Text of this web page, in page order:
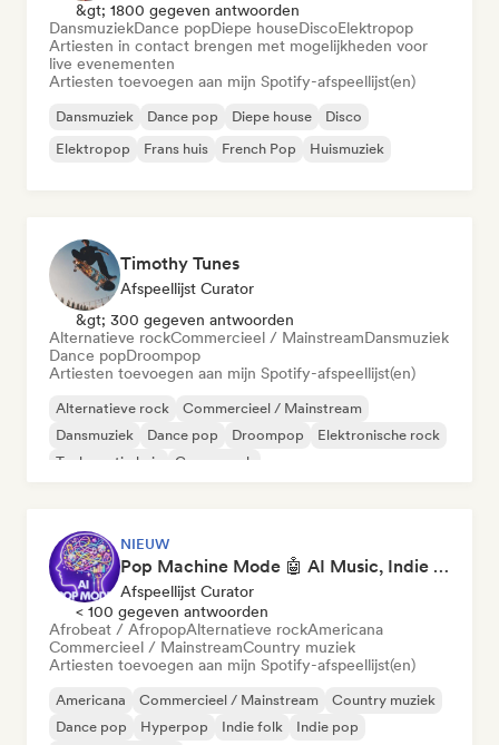
&gt; 1800 gegeven antwoorden
DansmuziekDance popDiepe houseDiscoElektropop
Artiesten in contact brengen met mogelijkheden voor
live evenementen
Artiesten toevoegen aan mijn Spotify-afspeellijst(en)
Dansmuziek Dance pop Diepe house
Disco
Elektropop
Frans huis French Pop Huismuziek
Timothy Tunes
Afspeellijst Curator
&gt; 300 gegeven antwoorden
Alternatieve rockCommercieel / MainstreamDansmuziek
Dance popDroompop
Artiesten toevoegen aan mijn Spotify-afspeellijst(en)
Alternatieve rock
Commercieel / Mainstream
Dansmuziek
Dance pop Droompop
Elektronische rock
Toekomstig huis
Garagerock
NIEUW
Pop Machine Mode 🤖 AI Music, Indie Pop & Dream Pop
Afspeellijst Curator
< 100 gegeven antwoorden
Afrobeat / AfropopAlternatieve rockAmericana
Commercieel / MainstreamCountry muziek
Artiesten toevoegen aan mijn Spotify-afspeellijst(en)
Americana Commercieel / Mainstream
Country muziek
Dance pop
Hyperpop Indie folk Indie pop